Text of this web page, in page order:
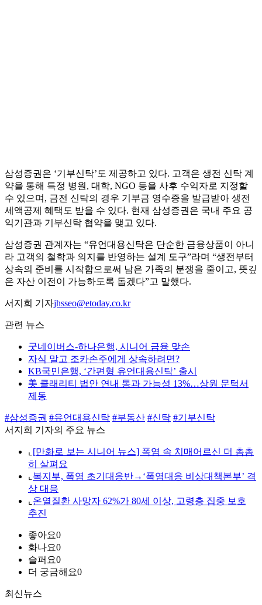
삼성증권은 ‘기부신탁’도 제공하고 있다. 고객은 생전 신탁 계
약을 통해 특정 병원, 대학, NGO 등을 사후 수익자로 지정할
수 있으며, 금전 신탁의 경우 기부금 영수증을 발급받아 생전
세액공제 혜택도 받을 수 있다. 현재 삼성증권은 국내 주요 공
익기관과 기부신탁 협약을 맺고 있다.
삼성증권 관계자는 “유언대용신탁은 단순한 금융상품이 아니
라 고객의 철학과 의지를 반영하는 설계 도구”라며 “생전부터
상속의 준비를 시작함으로써 남은 가족의 분쟁을 줄이고, 뜻깊
은 자산 이전이 가능하도록 돕겠다”고 말했다.
서지희 기자jhsseo@etoday.co.kr
관련 뉴스
굿네이버스-하나은행, 시니어 금융 맞손
자식 말고 조카손주에게 상속하려면?
KB국민은행, ‘간편형 유언대용신탁’ 출시
美 클래리티 법안 연내 통과 가능성 13%…상원 문턱서
제동
#삼성증권 #유언대용신탁 #부동산 #신탁 #기부신탁
서지희 기자의 주요 뉴스
⌞ [만화로 보는 시니어 뉴스] 폭염 속 치매어르신 더 촘촘
히 살펴요
⌞ 복지부, 폭염 초기대응반→‘폭염대응 비상대책본부’ 격
상 대응
⌞ 온열질환 사망자 62%가 80세 이상, 고령층 집중 보호
추진
좋아요0
화나요0
슬퍼요0
더 궁금해요0
최신뉴스